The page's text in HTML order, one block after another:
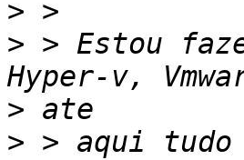
>
> > Estou
>
> > aqui tudo